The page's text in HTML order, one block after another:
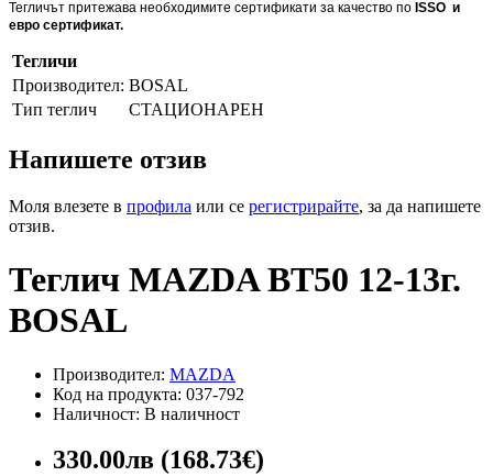
Тегличът притежава необходимите сертификати за качество по ISSO и
евро сертификат.
Тегличи
Производител: BOSAL
Тип теглич
СТАЦИОНАРЕН
Напишете отзив
Моля влезете в профила или се регистрирайте, за да напишете
отзив.
Теглич MAZDA BT50 12-13г.
BOSAL
Производител: MAZDA
Код на продукта: 037-792
Наличност: В наличност
330.00лв (168.73€)